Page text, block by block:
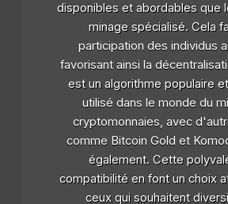
disponibles et abordables que
minage spécialisé. Cela
participation des individus
favorisant ainsi la
est un algorithme populaire
utilisé dans le monde du
cryptomonnaies, avec
comme Bitcoin Gold et
également. Cette
compatibilité en font un choix
ceux qui souhaitent